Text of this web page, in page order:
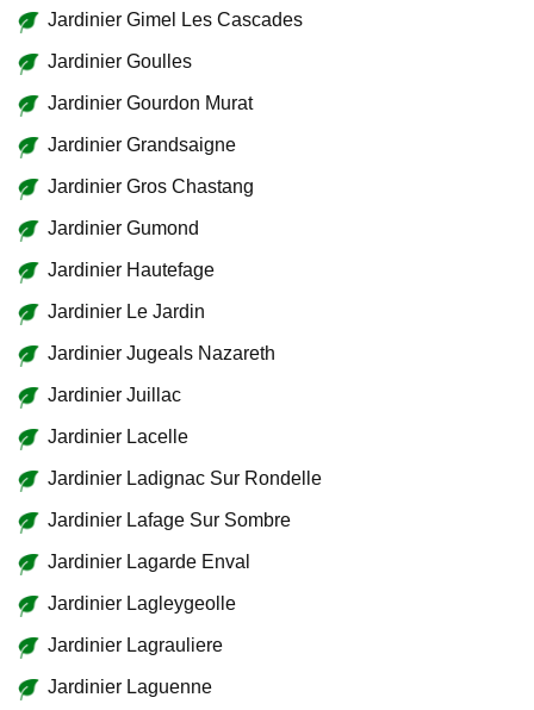
Jardinier Gimel Les Cascades
Jardinier Goulles
Jardinier Gourdon Murat
Jardinier Grandsaigne
Jardinier Gros Chastang
Jardinier Gumond
Jardinier Hautefage
Jardinier Le Jardin
Jardinier Jugeals Nazareth
Jardinier Juillac
Jardinier Lacelle
Jardinier Ladignac Sur Rondelle
Jardinier Lafage Sur Sombre
Jardinier Lagarde Enval
Jardinier Lagleygeolle
Jardinier Lagrauliere
Jardinier Laguenne